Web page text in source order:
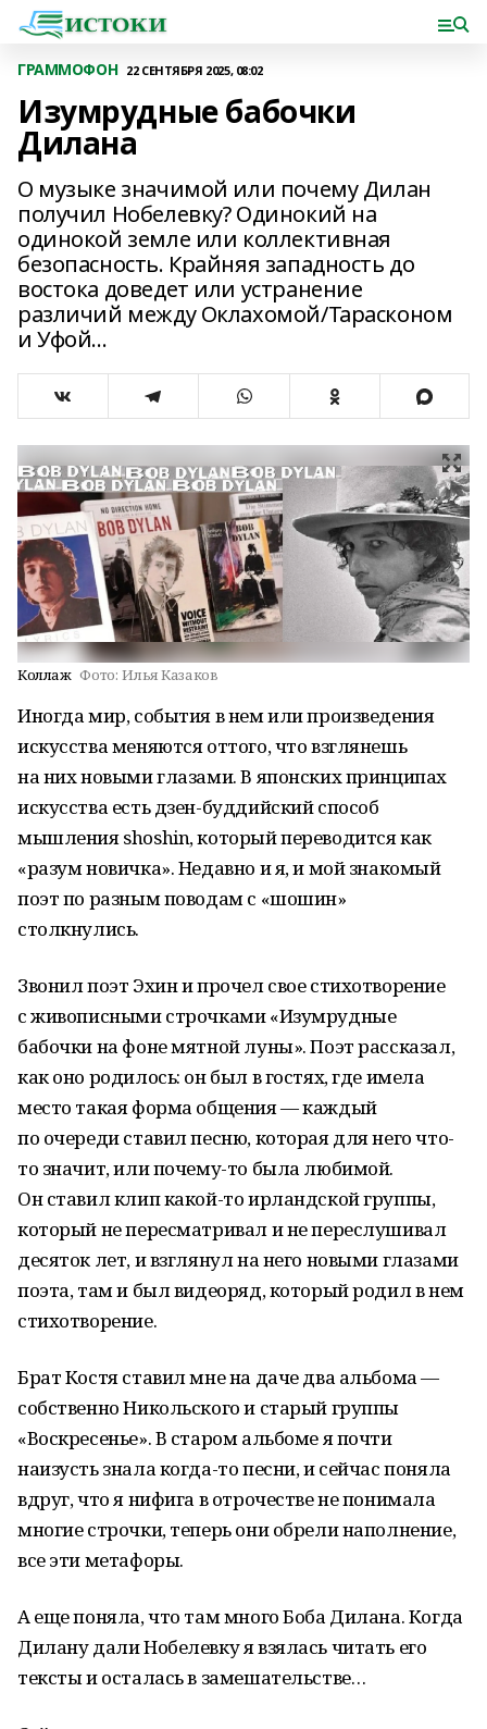
ГРАММОФОН 22 СЕНТЯБРЯ 2025, 08:02
Изумрудные бабочки
Дилана
О музыке значимой или почему Дилан
получил Нобелевку? Одинокий на
одинокой земле или коллективная
безопасность. Крайняя западность до
востока доведет или устранение
различий между Оклахомой/Тарасконом
и Уфой…
Коллаж Фото: Илья Казаков
Иногда мир, события в нем или произведения
искусства меняются оттого, что взглянешь
на них новыми глазами. В японских принципах
искусства есть дзен-буддийский способ
мышления shoshin, который переводится как
«разум новичка». Недавно и я, и мой знакомый
поэт по разным поводам с «шошин»
столкнулись.
Звонил поэт Эхин и прочел свое стихотворение
с живописными строчками «Изумрудные
бабочки на фоне мятной луны». Поэт рассказал,
как оно родилось: он был в гостях, где имела
место такая форма общения — каждый
по очереди ставил песню, которая для него что-
то значит, или почему-то была любимой.
Он ставил клип какой-то ирландской группы,
который не пересматривал и не переслушивал
десяток лет, и взглянул на него новыми глазами
поэта, там и был видеоряд, который родил в нем
стихотворение.
Брат Костя ставил мне на даче два альбома —
собственно Никольского и старый группы
«Воскресенье». В старом альбоме я почти
наизусть знала когда-то песни, и сейчас поняла
вдруг, что я нифига в отрочестве не понимала
многие строчки, теперь они обрели наполнение,
все эти метафоры.
А еще поняла, что там много Боба Дилана. Когда
Дилану дали Нобелевку я взялась читать его
тексты и осталась в замешательстве…